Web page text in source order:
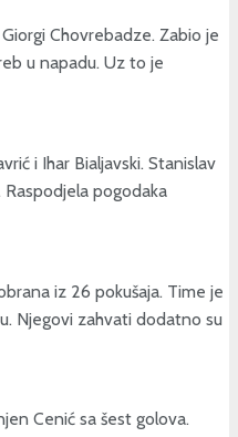
Chovrebadze. Zabio je
u napadu. Uz to je
i Ihar Bialjavski. Stanislav
pogodaka
iz 26 pokušaja. Time je
Njegovi zahvati dodatno su
Cenić sa šest golova.